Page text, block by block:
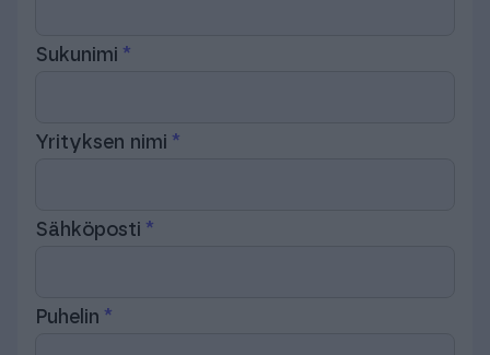
Sukunimi
Yrityksen nimi
Sähköposti
Puhelin